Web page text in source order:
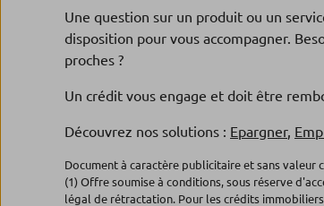
37800 STE MAURE DE
Fermé actuellement
5
29.26 km
Agence
Banque Populaire Val de
11, rue Carnot
41400 MONTRICHARD
Une question sur un produit ou un
disposition pour vous accompagner.
proches ?
Un crédit vous engage et doit être
Découvrez nos solutions : Epargner,
Document à caractère publicitaire et sans valeur
(1) Offre soumise à conditions, sous réserve
légal de rétractation. Pour les crédits